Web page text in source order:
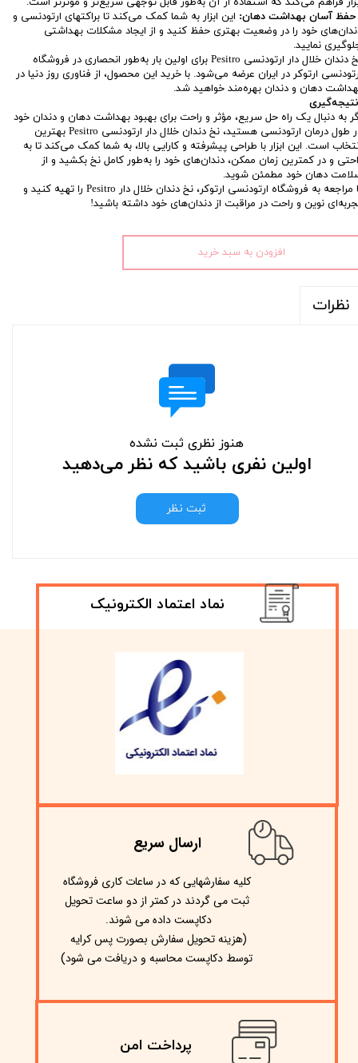
حفظ آسان بهداشت دهان: این ابزار به شما کمک می‌کند تا براکتهای ارتودنسی و
خود را در وضعیت بهتری حفظ کنید و از ایجاد مشکلات بهداشتی
نمایید.
نخ دندان خلال دار ارتودنسی Pesitro برای اولین بار به‌طور انحصاری در فروشگاه
ارتوکر در ایران عرضه می‌شود. با خرید این محصول، از فناوری روز دنیا در
دهان و دندان بهره‌مند خواهید شد.
نتیجه‌گیری
به دنبال یک راه حل سریع، مؤثر و راحت برای بهبود بهداشت دهان و دندان خود
در طول درمان ارتودنسی هستید، نخ دندان خلال دار ارتودنسی Pesitro بهترین
است. این ابزار با طراحی پیشرفته و کارایی بالا، به شما کمک می‌کند تا به
و در کمترین زمان ممکن، دندان‌های خود را به‌طور کامل نخ بکشید و از
دهان خود مطمئن شوید.
با مراجعه به فروشگاه ارتودنسی ارتوکر، نخ دندان خلال دار Pesitro را تهیه کنید و
نوین و راحت در مراقبت از دندان‌های خود داشته باشید!
افزودن به سبد خرید
نظرات
هنوز نظری ثبت نشده
اولین نفری باشید که نظر می‌دهید
ثبت نظر
ارسال سریع
​کلیه سفارشهایی که در ساعات کاری فروشگاه
ثبت می گردند در کمتر از دو ساعت تحویل
دکاپست داده می شوند.
(هزینه تحویل سفارش بصورت پس کرایه
توسط دکاپست محاسبه و دریافت می شود)
پرداخت امن
نماد اعتماد الکترونیک